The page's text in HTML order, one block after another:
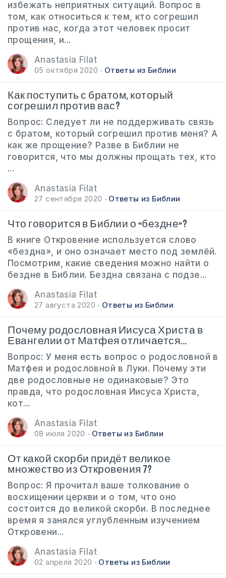
избежать неприятных ситуаций. Вопрос в
том, как относиться к тем, кто согрешил
против нас, когда этот человек просит
прощения, и...
Anastasia Filat
05 октября 2020 Ответы из Библии
Как поступить с братом, который
согрешил против вас?
Вопрос: Следует ли не поддерживать связь
с братом, который согрешил против меня? А
как же прощение? Разве в Библии не
говорится, что мы должны прощать тех, кто
...
Anastasia Filat
27 сентября 2020 Ответы из Библии
Что говорится в Библии о «бездне»?
В книге Откровение используется слово
«бездна», и оно означает место под землёй.
Посмотрим, какие сведения можно найти о
бездне в Библии. Бездна связана с подзе...
Anastasia Filat
27 августа 2020 Ответы из Библии
Почему родословная Иисуса Христа в
Евангелии от Матфея отличается...
Вопрос: У меня есть вопрос о родословной в
Матфея и родословной в Луки. Почему эти
две родословные не одинаковые? Это
правда, что родословная Иисуса Христа,
кот...
Anastasia Filat
08 июля 2020 Ответы из Библии
От какой скорби придёт великое
множество из Откровения 7?
Вопрос: Я прочитал ваше толкование о
восхищении церкви и о том, что оно
состоится до великой скорби. В последнее
время я занялся углубленным изучением
Откровени...
Anastasia Filat
02 апреля 2020 Ответы из Библии